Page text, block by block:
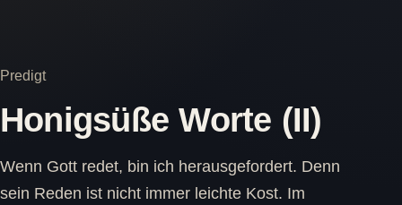
Predigt
Honigsüße Worte (II)
Wenn Gott redet, bin ich herausgefordert. Denn
sein Reden ist nicht immer leichte Kost. Im